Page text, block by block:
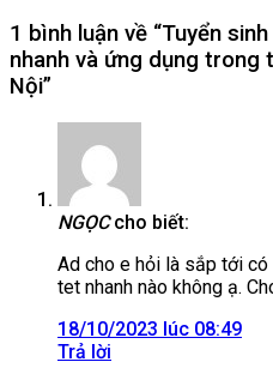
1 bình luận về “Tuyển
nhanh và ứng dụng trong
Nội”
NGỌC cho biết:
Ad cho e hỏi là sắp tới
tet nhanh nào không ạ.
18/10/2023 lúc 08:49
Trả lời